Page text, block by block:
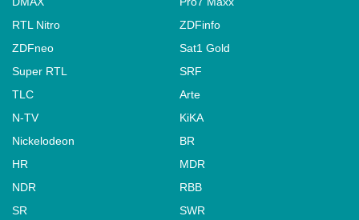
RTL Nitro
ZDFinfo
ZDFneo
Sat1 Gold
Super RTL
SRF
TLC
Arte
N-TV
KiKA
Nickelodeon
BR
HR
MDR
NDR
RBB
SR
SWR